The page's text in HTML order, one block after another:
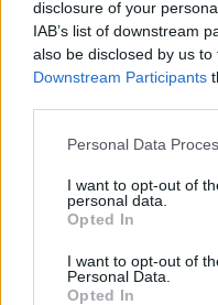
disclosure of your
IAB’s list of downstream
also be disclosed by us
Downstream Participants
Personal Data
I want to opt-out of
personal data.
Opted In
I want to opt-out of
Personal Data.
Opted In